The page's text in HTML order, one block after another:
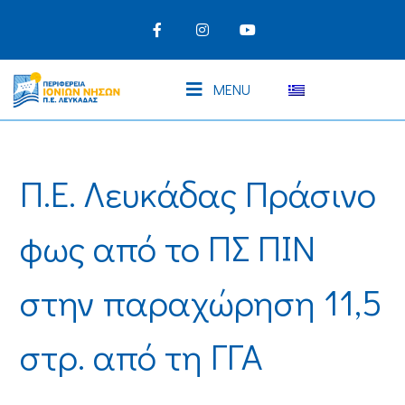
MENU
Π.Ε. Λευκάδας Πράσινο
φως από το ΠΣ ΠΙΝ
στην παραχώρηση 11,5
στρ. από τη ΓΓΑ